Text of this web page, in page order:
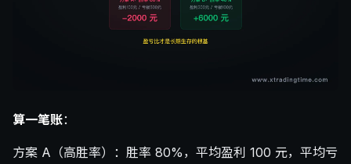
算一笔账：
方案 A（高胜率）：胜率 80%，平均盈利 100 元，平均亏